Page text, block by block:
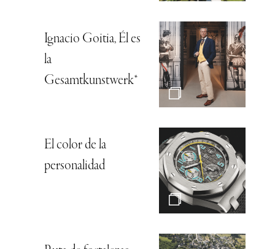
Ignacio Goitia, Él es
la
Gesamtkunstwerk*
El color de la
personalidad